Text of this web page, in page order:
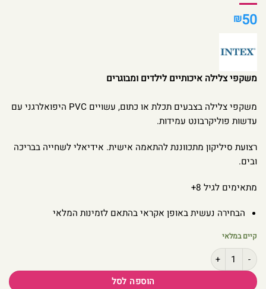
₪50
משקפי צלילה איכותיים לילדים ומבוגרים
משקפי צלילה בצבעים תכלת או כתום, עשויים PVC היפואלרגני עם
עדשות פוליקרבונט עמידות.
רצועת סיליקון מתכווננת להתאמה אישית. אידיאלי לשחייה בבריכה
ובים.
מתאימים לגיל 8+
הבחירה נעשית באופן אקראי בהתאם לזמינות המלאי
קיים במלאי
כמות של מסכת צלילה לגיל 8+ דגם 55978 Intex
הוספה לסל